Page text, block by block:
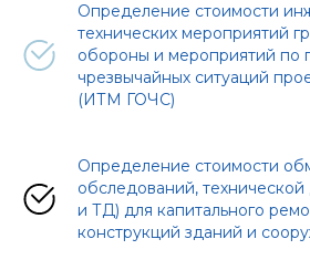
Определение стоимости
технических мероприятий
обороны и мероприятий
чрезвычайных ситуаций
(ИТМ ГОЧС)
Определение стоимости
обследований,
и ТД) для капитального
конструкций зданий и